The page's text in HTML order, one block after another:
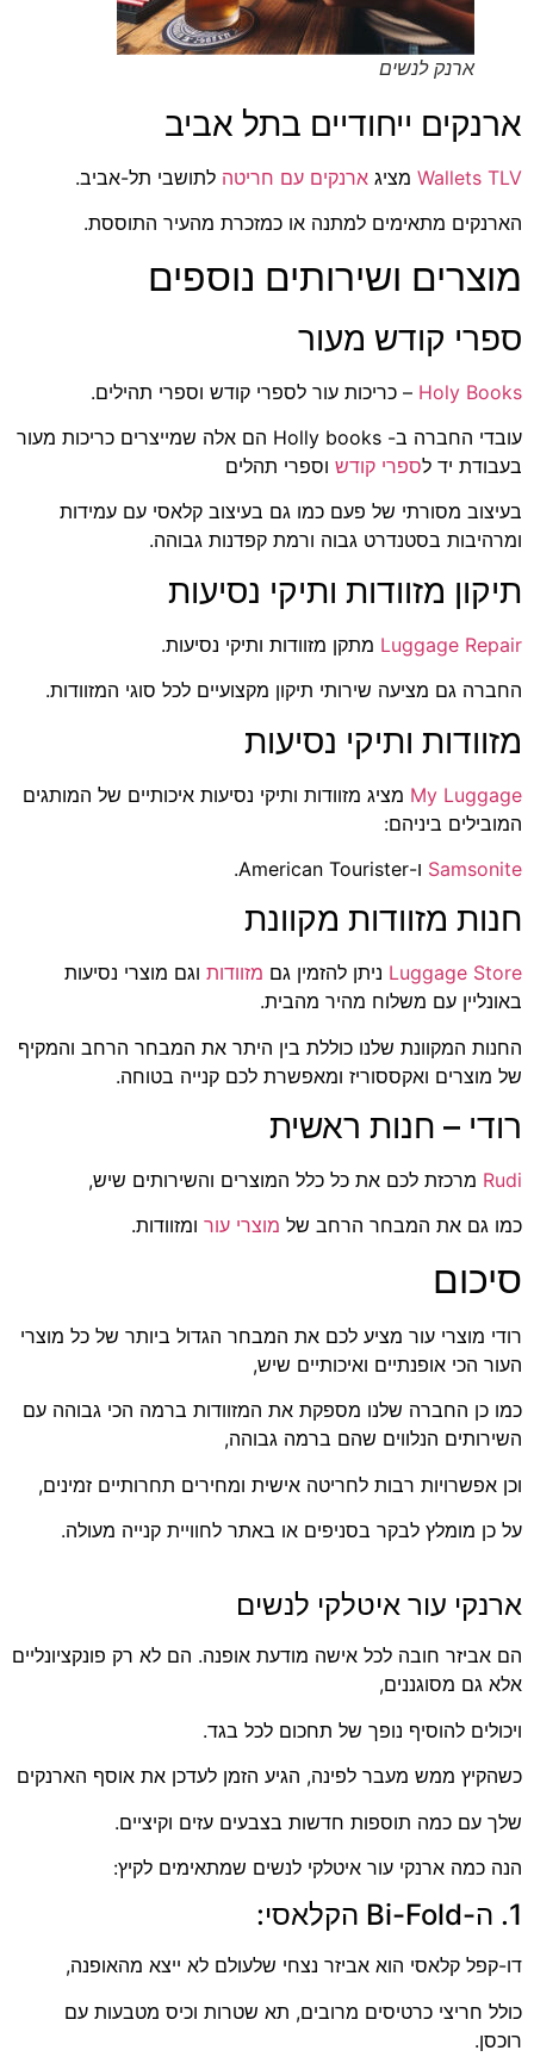
ארנק לנשים
ארנקים ייחודיים בתל אביב
Wallets TLV מציג ארנקים עם חריטה לתושבי תל-אביב.
הארנקים מתאימים למתנה או כמזכרת מהעיר התוססת.
מוצרים ושירותים נוספים
ספרי קודש מעור
Holy Books – כריכות עור לספרי קודש וספרי תהילים.
עובדי החברה ב- Holly books הם אלה שמייצרים כריכות מעור
בעבודת יד לספרי קודש וספרי תהלים
בעיצוב מסורתי של פעם כמו גם בעיצוב קלאסי עם עמידות
ומרהיבות בסטנדרט גבוה ורמת קפדנות גבוהה.
תיקון מזוודות ותיקי נסיעות
Luggage Repair מתקן מזוודות ותיקי נסיעות.
החברה גם מציעה שירותי תיקון מקצועיים לכל סוגי המזוודות.
מזוודות ותיקי נסיעות
My Luggage מציג מזוודות ותיקי נסיעות איכותיים של המותגים
המובילים ביניהם:
Samsonite ו-American Tourister.
חנות מזוודות מקוונת
Luggage Store ניתן להזמין גם מזוודות וגם מוצרי נסיעות
באונליין עם משלוח מהיר מהבית.
החנות המקוונת שלנו כוללת בין היתר את המבחר הרחב והמקיף
של מוצרים ואקססוריז ומאפשרת לכם קנייה בטוחה.
רודי – חנות ראשית
Rudi מרכזת לכם את כל כלל המוצרים והשירותים שיש,
כמו גם את המבחר הרחב של מוצרי עור ומזוודות.
סיכום
רודי מוצרי עור מציע לכם את המבחר הגדול ביותר של כל מוצרי
העור הכי אופנתיים ואיכותיים שיש,
כמו כן החברה שלנו מספקת את המזוודות ברמה הכי גבוהה עם
השירותים הנלווים שהם ברמה גבוהה,
וכן אפשרויות רבות לחריטה אישית ומחירים תחרותיים זמינים,
על כן מומלץ לבקר בסניפים או באתר לחוויית קנייה מעולה.
ארנקי עור איטלקי לנשים
הם אביזר חובה לכל אישה מודעת אופנה. הם לא רק פונקציונליים
אלא גם מסוגננים,
ויכולים להוסיף נופך של תחכום לכל בגד.
כשהקיץ ממש מעבר לפינה, הגיע הזמן לעדכן את אוסף הארנקים
שלך עם כמה תוספות חדשות בצבעים עזים וקיציים.
הנה כמה ארנקי עור איטלקי לנשים שמתאימים לקיץ:
1. ה-Bi-Fold הקלאסי:
דו-קפל קלאסי הוא אביזר נצחי שלעולם לא ייצא מהאופנה,
כולל חריצי כרטיסים מרובים, תא שטרות וכיס מטבעות עם
רוכסן.